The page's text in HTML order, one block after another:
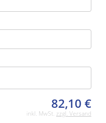
82,10 €
inkl. MwSt. zzgl. Versand